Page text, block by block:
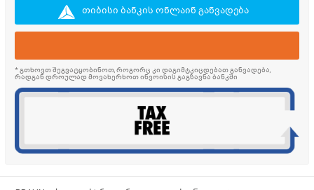
თიბისი ბანკის ონლაინ განვადება
* გთხოვთ შეგვატყობინოთ, როგორც კი დაგიმტკიცდებათ განვადება,
რადგან დროულად მოვახერხოთ ინვოისის გაგზავნა ბანკში